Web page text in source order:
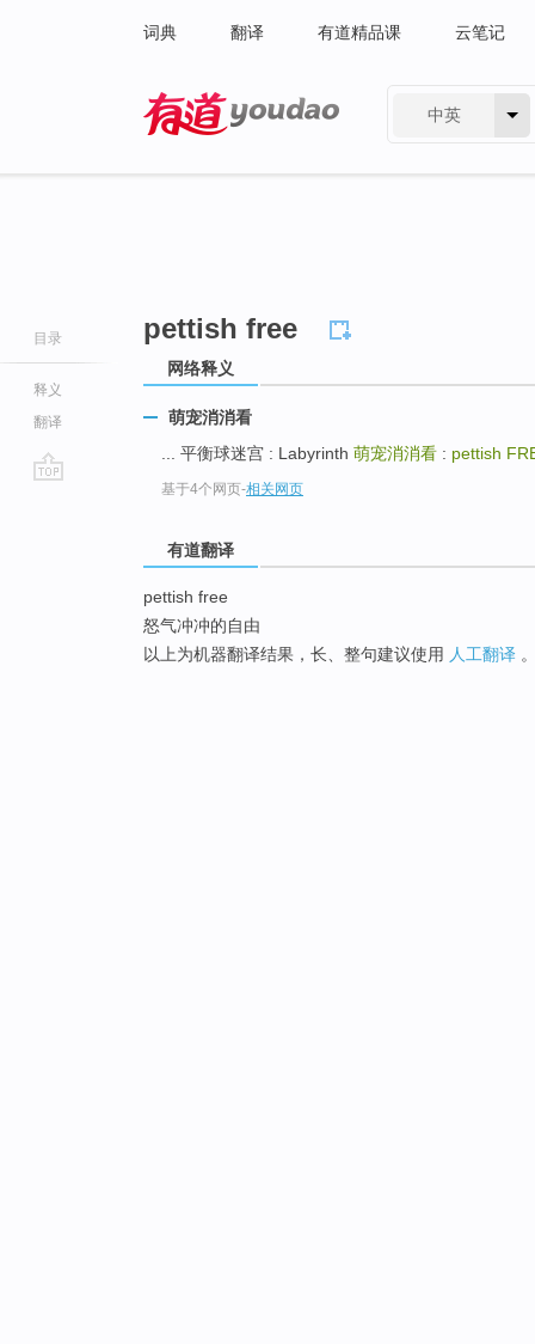
词典 翻译 有道精品课 云笔记
中英
目录
释义
翻译
pettish free
网络释义
萌宠消消看
... 平衡球迷宫 : Labyrinth 萌宠消消看 : pettish
基于4个网页-相关网页
有道翻译
pettish free
怒气冲冲的自由
以上为机器翻译结果，长、整句建议使用 人工翻译